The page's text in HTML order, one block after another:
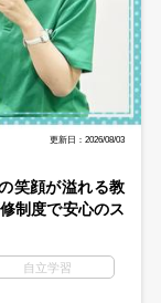
更新日：2026/08/03
笑顔が溢れる教
制度で安心のス
自立学習